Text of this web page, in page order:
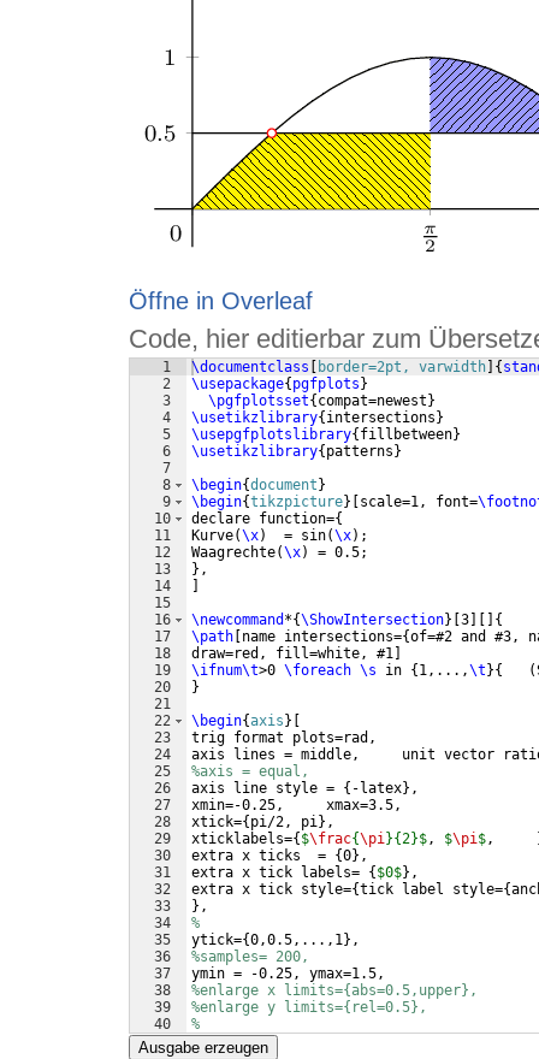
Öffne in Overleaf
Code, hier editierbar zum
1
2
3
4
5
6
7
8
9
10
11
12
13
14
15
16
17
18
19
20
21
22
23
24
25
26
27
28
29
30
31
32
33
34
35
36
37
38
39
40
41
\documentclass border=2pt, varwidth {
\usepackage{ pgfplots }
\pgfplotsset{ compat=newest }
\usetikzlibrary{ intersections }
\usepgfplotslibrary{ fillbetween}
\usetikzlibrary{ patterns }
\begin{document }
\begin{tikzpicture} scale=1, font=
declare function={
Kurve(\x)
  = sin
(\x) ;
Waagrechte(\x)
= 0.5;
} ,
\newcommand *{\ShowIntersection} 3
{
\path name intersections={of=#2 and #3,
draw=red, fill=white, #1
\ifnum\t>0 \foreach \s in { 1,...,\t }{ (
}
\begin{axis }
trig format plots=rad,
axis lines = middle,     unit vector
%axis = equal,
axis line style = { -latex} ,
xmin=-0.25,     xmax=3.5,
xtick={ pi/2, pi} ,
xticklabels={ $\frac{\pi}{2}$, $\pi$,
extra x ticks  = {0} ,
extra x tick labels= { $0$} ,
extra x tick style={tick label style={
} ,
%
ytick={0,0.5,...,1} ,
%samples= 200,
ymin = -0.25, ymax=1.5,
%enlarge x limits={abs=0.5,upper},
%enlarge y limits={rel=0.5},
%
xlabel={$\delta
Ausgabe erzeugen